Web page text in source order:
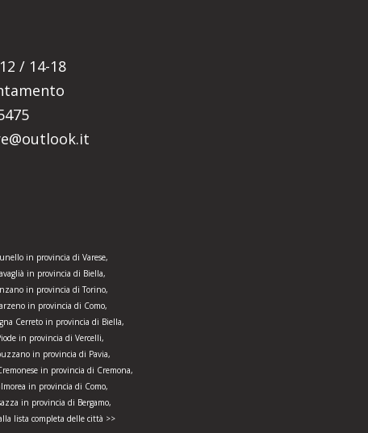
/ 14-18
in provincia di Varese,
in provincia di Biella,
in provincia di Torino,
in provincia di Como,
Cerreto in provincia di Biella,
in provincia di Vercelli,
in provincia di Pavia,
in provincia di Cremona,
in provincia di Como,
in provincia di Bergamo,
lista completa delle città >>